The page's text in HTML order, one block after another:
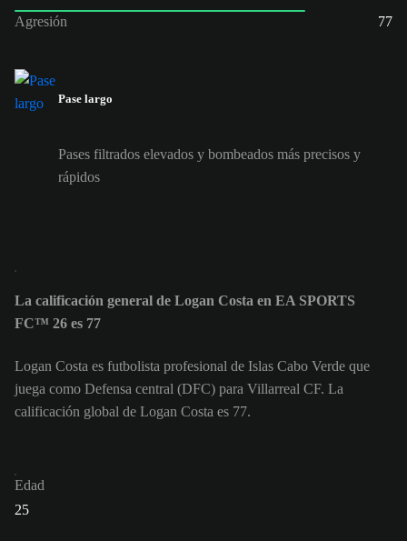
Agresión
77
Pase largo
Pases filtrados elevados y bombeados más precisos y
rápidos
La calificación general de Logan Costa en EA SPORTS
FC™ 26 es 77
Logan Costa es futbolista profesional de Islas Cabo Verde que
juega como Defensa central (DFC) para Villarreal CF. La
calificación global de Logan Costa es 77.
Edad
25